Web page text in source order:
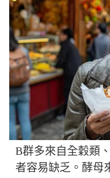
B群多來自全穀類
者容易缺乏。酵母